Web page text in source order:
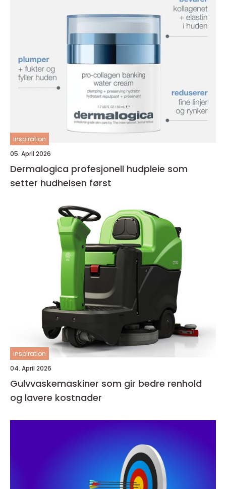
inspiration
05. April 2026
Dermalogica profesjonell hudpleie som
setter hudhelsen først
inspiration
04. April 2026
Gulvvaskemaskiner som gir bedre renhold
og lavere kostnader